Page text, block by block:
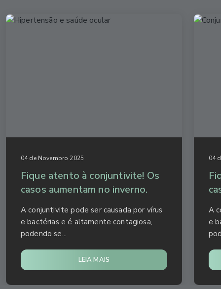
04 de Novembro 2025
Fique atento à conjuntivite! Os
casos aumentam no inverno.
A conjuntivite pode ser causada por vírus
e bactérias e é altamente contagiosa,
podendo se...
LEIA MAIS
04
A
e